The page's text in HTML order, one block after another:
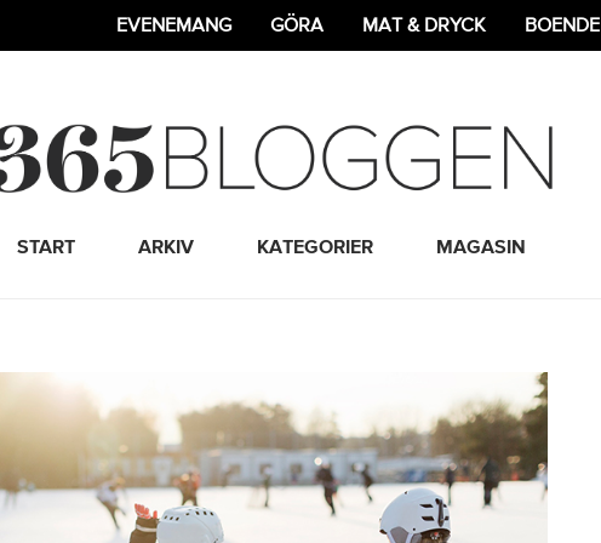
EVENEMANG GÖRA MAT & DRYCK BOENDE
365 Bloggen
START ARKIV KATEGORIER MAGASIN